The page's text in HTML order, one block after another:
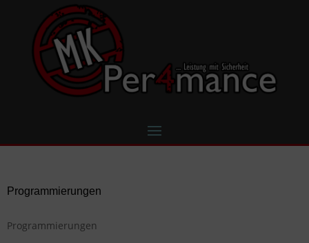
Programmierungen
Programmierungen